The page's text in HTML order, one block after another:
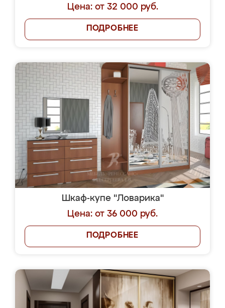
Цена: от 32 000 руб.
ПОДРОБНЕЕ
Шкаф-купе "Ловарика"
Цена: от 36 000 руб.
ПОДРОБНЕЕ